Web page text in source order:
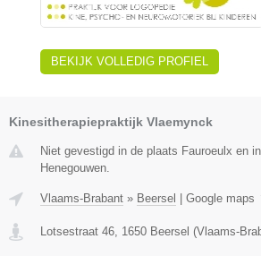
BEKIJK VOLLEDIG PROFIEL
Kinesitherapiepraktijk Vlaemynck
Niet gevestigd in de plaats Fauroeulx en
Henegouwen.
Vlaams-Brabant » Beersel | Google maps
Lotsestraat 46 1650 Beersel (Vlaams-